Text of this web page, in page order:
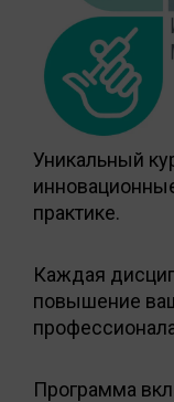
Уникальный
практике.
Каждая
повышение
Программа